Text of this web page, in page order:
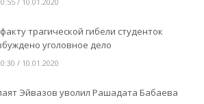
трагической гибели студенток
уголовное дело
/ 10.01.2020
Эйвазов уволил Рашадата Бабаева